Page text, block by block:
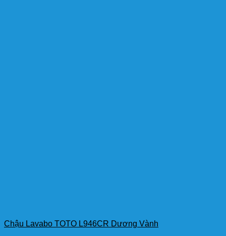
Chậu Lavabo TOTO L946CR Dương Vành